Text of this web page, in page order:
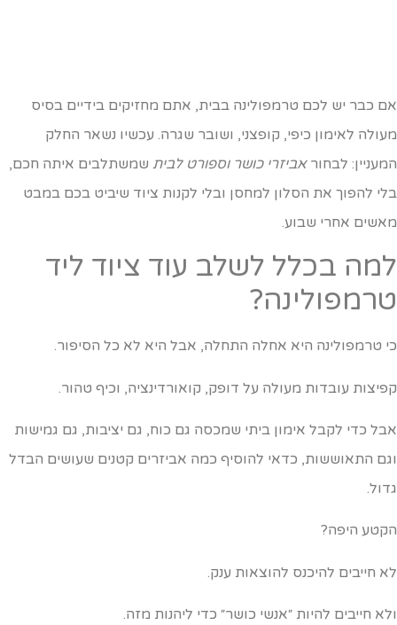
כבר יש לכם טרמפולינה בבית, אתם מחזיקים בידיים בסיס
לאימון כיפי, קופצני, ושובר שגרה. עכשיו נשאר החלק
לבחוראביזרי כושר וספורט לביתשמשתלבים איתה חכם,
להפוך את הסלון למחסן ובלי לקנות ציוד שיביט בכם במבט
אחרי שבוע.
בכלל לשלב עוד ציוד ליד
טרמפולינה היא אחלה התחלה, אבל היא לא כל הסיפור.
עובדות מעולה על דופק, קואורדינציה, וכיף טהור.
כדי לקבל אימון ביתי שמכסה גם כוח, גם יציבות, גם גמישות
התאוששות, כדאי להוסיף כמה אביזרים קטנים שעושים הבדל
היפה?
חייבים להיכנס להוצאות ענק.
חייבים להיות ״אנשי כושר״ כדי ליהנות מזה.